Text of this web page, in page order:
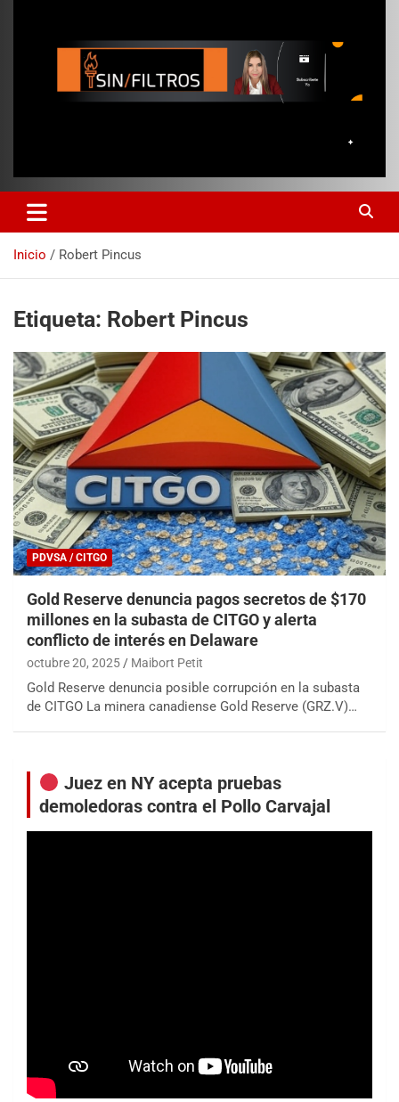
Inicio Robert Pincus
Etiqueta: Robert Pincus
PDVSA / CITGO
Gold Reserve denuncia pagos secretos de $170
millones en la subasta de CITGO y alerta
conflicto de interés en Delaware
octubre 20, 2025 Maibort Petit
Gold Reserve denuncia posible corrupción en la subasta
de CITGO La minera canadiense Gold Reserve (GRZ.V)…
Juez en NY acepta pruebas
demoledoras contra el Pollo Carvajal